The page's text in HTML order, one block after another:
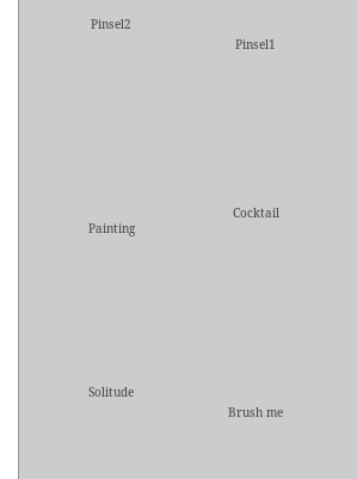
Pinsel2
Pinsel1
Painting
Cocktail
Solitude
Brush me